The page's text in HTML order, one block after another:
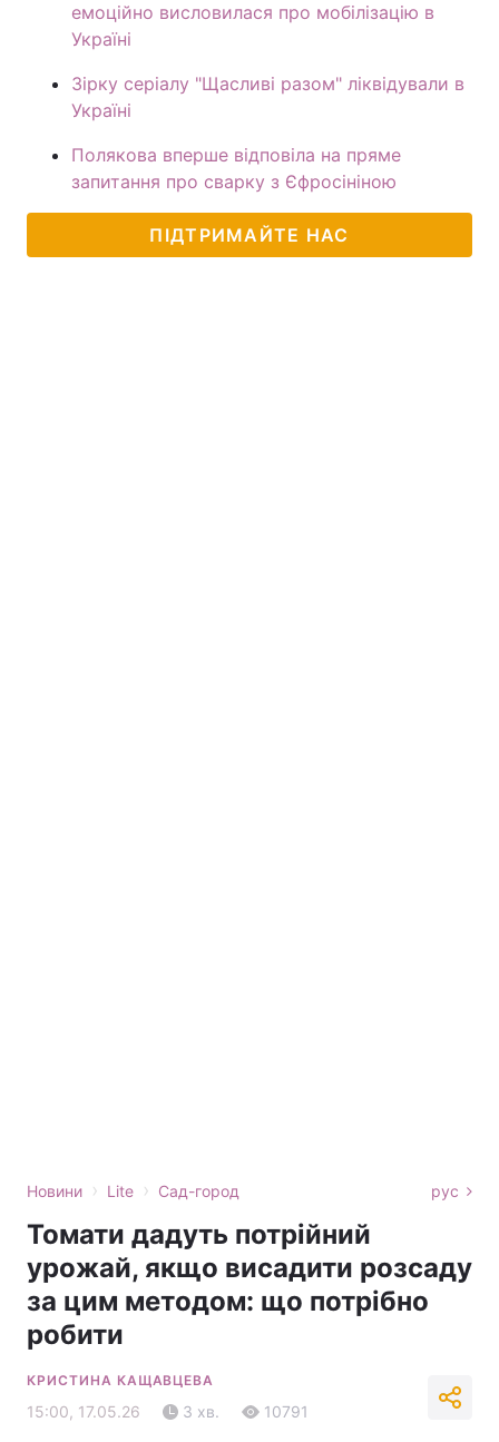
емоційно висловилася про мобілізацію в
Україні
Зірку серіалу "Щасливі разом" ліквідували в
Україні
Полякова вперше відповіла на пряме
запитання про сварку з Єфросініною
ПІДТРИМАЙТЕ НАС
Новини › Lite › Сад-город рус
Томати дадуть потрійний
урожай, якщо висадити розсаду
за цим методом: що потрібно
робити
КРИСТИНА КАЩАВЦЕВА
15:00, 17.05.26 3 хв. 10791